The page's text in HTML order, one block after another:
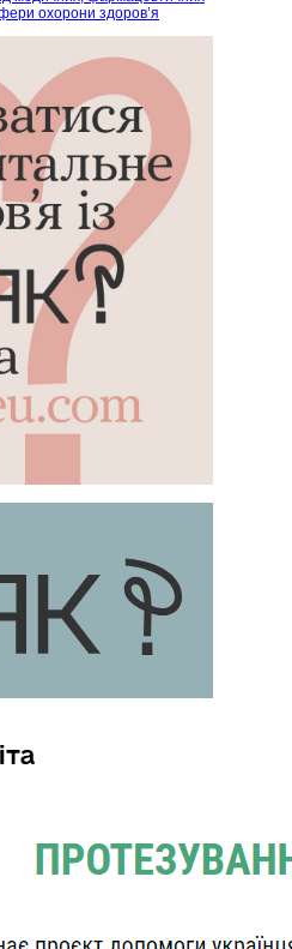
охорони здоров’я